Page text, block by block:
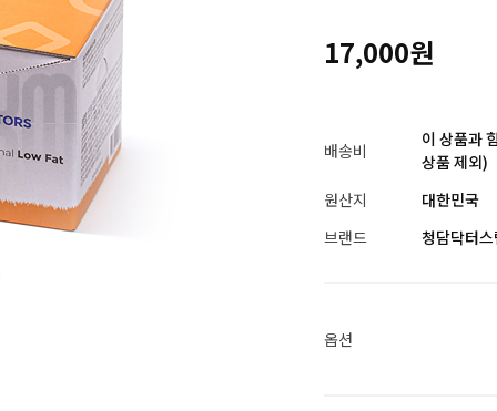
17,000원
배송비
이 상품과
상품 제외)
원산지
대한민국
브랜드
청담닥터스
옵션